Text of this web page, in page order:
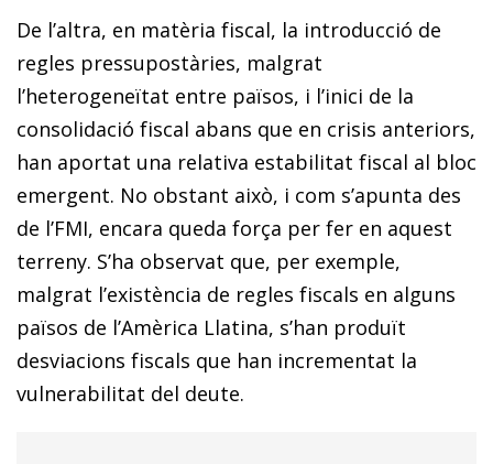
De l’altra, en matèria fiscal, la introducció de
regles pressupostàries, malgrat
l’heterogeneïtat entre països, i l’inici de la
consolidació fiscal abans que en crisis anteriors,
han aportat una relativa estabilitat fiscal al bloc
emergent. No obstant això, i com s’apunta des
de l’FMI, encara queda força per fer en aquest
terreny. S’ha observat que, per exemple,
malgrat l’existència de regles fiscals en alguns
països de l’Amèrica Llatina, s’han produït
desviacions fiscals que han incrementat la
vulnerabilitat del deute.